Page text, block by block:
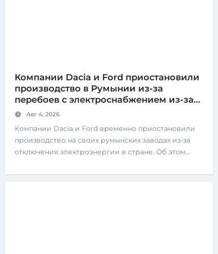
Компании Dacia и Ford приостановили
производство в Румынии из-за
перебоев с электроснабжением из-за
обмеления Дуная
Авг 4, 2026
Компании Dacia и Ford временно приостановили
производство на своих румынских заводах из-за
отключения электроэнергии в стране. Об этом…